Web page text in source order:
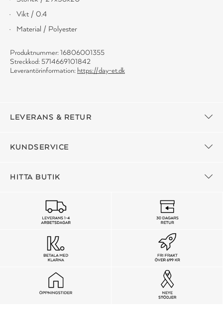
Vikt / 0.4
Material / Polyester
Produktnummer: 16806001355
Streckkod: 5714669101842
Leverantörinformation: https://day-et.dk
LEVERANS & RETUR
KUNDSERVICE
HITTA BUTIK